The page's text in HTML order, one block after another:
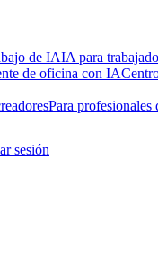
de IAIA para
de oficina con IA
Para profesionales
sesión